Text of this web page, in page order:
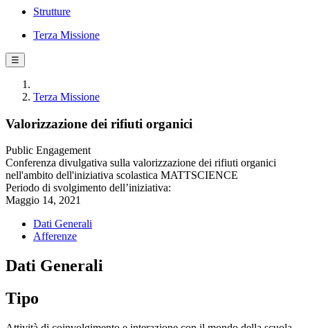
Strutture
Terza Missione
☰
Terza Missione
Valorizzazione dei rifiuti organici
Public Engagement
Conferenza divulgativa sulla valorizzazione dei rifiuti organici
nell'ambito dell'iniziativa scolastica MATTSCIENCE
Periodo di svolgimento dell’iniziativa:
Maggio 14, 2021
Dati Generali
Afferenze
Dati Generali
Tipo